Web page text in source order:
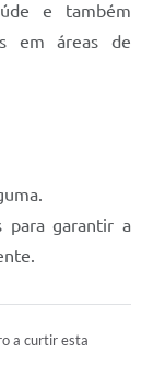
e também
em áreas de
para garantir a
a curtir esta